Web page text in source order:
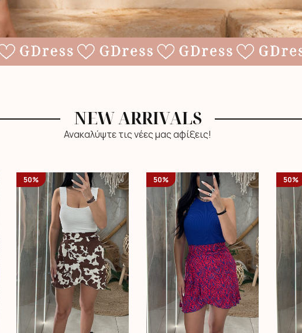
NEW ARRIVALS
Ανακαλύψτε τις νέες μας αφίξεις!
50% 50% 50%